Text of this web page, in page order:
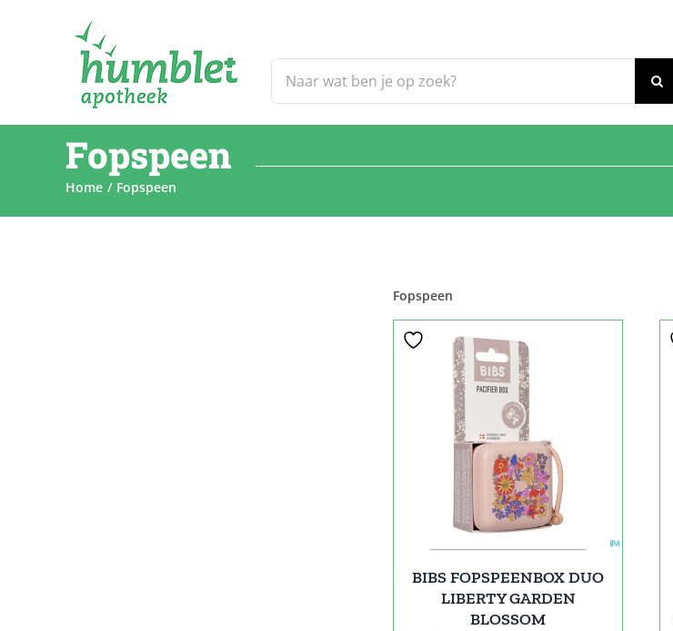
naar:
Fopspeen
Home Fopspeen
Fopspeen
BIBS FOPSPEENBOX DUO
LIBERTY GARDEN
BLOSSOM